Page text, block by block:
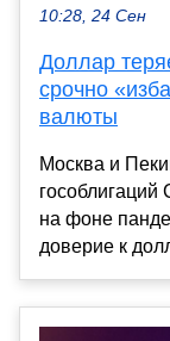
10:28, 24 Сен
Доллар
срочно
валюты
Москва и
на фоне
доверие к